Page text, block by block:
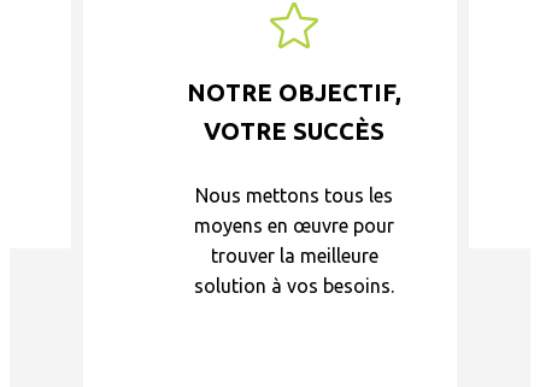
NOTRE OBJECTIF,
VOTRE SUCCÈS
Nous mettons tous les
moyens en œuvre pour
trouver la meilleure
solution à vos besoins.